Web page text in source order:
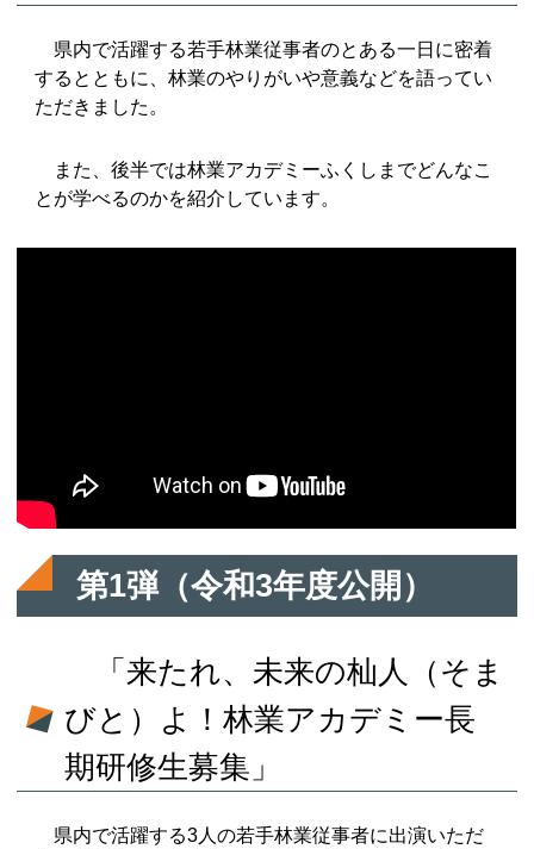
県内で活躍する若手林業従事者のとある一日に密着
するとともに、林業のやりがいや意義などを語ってい
ただきました。
また、後半では林業アカデミーふくしまでどんなこ
とが学べるのかを紹介しています。
第1弾（令和3年度公開）
「来たれ、未来の杣人（そま
びと）よ！林業アカデミー長
期研修生募集」
県内で活躍する3人の若手林業従事者に出演いただ